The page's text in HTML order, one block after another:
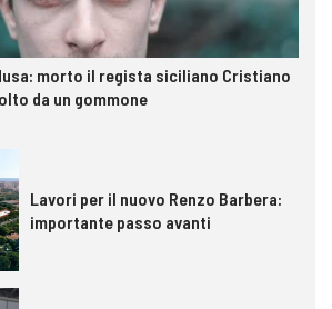
morto il regista siciliano Cristiano
da un gommone
Lavori per il nuovo Renzo Barbera:
importante passo avanti